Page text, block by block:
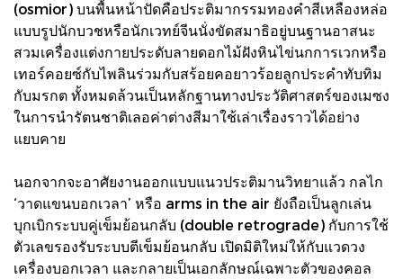
(osmior) บนพื้นหน้าปัดคือประติมากรรมทองคำสีเหลืองหล่อ
แบบรูปนักบวชหรือนักเวทย์จีนนั่งขัดสมาธิอยู่บนฐานอาสนะ
สวมเครื่องแต่งกายประดับลายดอกไม้ฝังหินไข่นกการเวกหรือ
เทอร์คอยซ์กับไพลินร่วมกับสร้อยคอยาวร้อยลูกประคำทับทิม
กับมรกต ทั้งหมดล้วนเป็นหลักฐานทางประวัติศาสตร์ของเมซง
ในการนำรัตนชาติเลอค่าต่างสีมาใช้เล่าเรื่องราวได้อย่าง
แยบคาย
นอกจากจะอาศัยงานออกแบบแนวประติมานวิทยาแล้ว กลไก
‘วาดแขนบอกเวลา’ หรือ arms in the air ยังถือเป็นลูกเล่น
บุกเบิกระบบคู่เข็มย้อนกลับ (double retrograde) กับการใช้
ตัวเลขรองรับระบบตีเข็มย้อนกลับ เปิดมิติใหม่ให้กับแวดวง
เครื่องบอกเวลา และกลายเป็นเอกลักษณ์เฉพาะตัวของคอล